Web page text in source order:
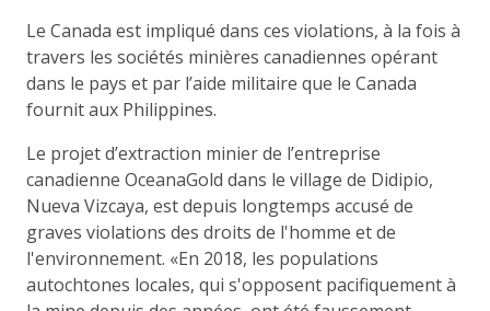
Le Canada est impliqué dans ces violations, à la fois à
travers les sociétés minières canadiennes opérant
dans le pays et par l’aide militaire que le Canada
fournit aux Philippines.
Le projet d’extraction minier de l’entreprise
canadienne OceanaGold dans le village de Didipio,
Nueva Vizcaya, est depuis longtemps accusé de
graves violations des droits de l'homme et de
l'environnement. «En 2018, les populations
autochtones locales, qui s'opposent pacifiquement à